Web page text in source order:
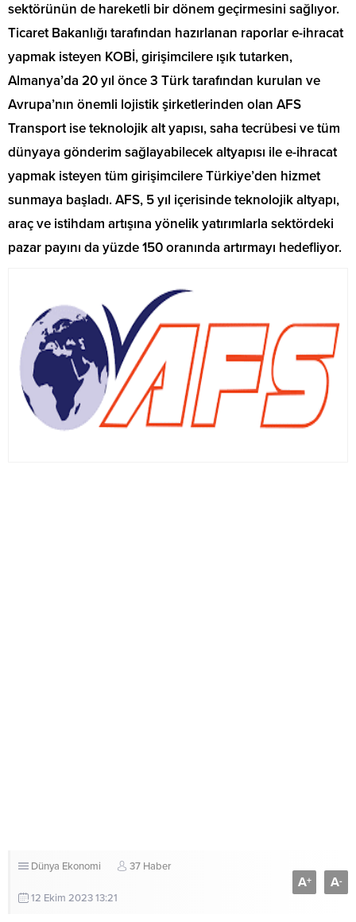
sektörünün de hareketli bir dönem geçirmesini sağlıyor.
Ticaret Bakanlığı tarafından hazırlanan raporlar e-ihracat
yapmak isteyen KOBİ, girişimcilere ışık tutarken,
Almanya’da 20 yıl önce 3 Türk tarafından kurulan ve
Avrupa’nın önemli lojistik şirketlerinden olan AFS
Transport ise teknolojik alt yapısı, saha tecrübesi ve tüm
dünyaya gönderim sağlayabilecek altyapısı ile e-ihracat
yapmak isteyen tüm girişimcilere Türkiye’den hizmet
sunmaya başladı. AFS, 5 yıl içerisinde teknolojik altyapı,
araç ve istihdam artışına yönelik yatırımlarla sektördeki
pazar payını da yüzde 150 oranında artırmayı hedefliyor.
Dünya Ekonomi 37 Haber
12 Ekim 2023 13:21
A+ A-